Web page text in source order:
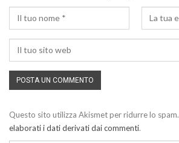
Questo sito utilizza Akismet per ridurre lo spam.
elaborati i dati derivati dai commenti.